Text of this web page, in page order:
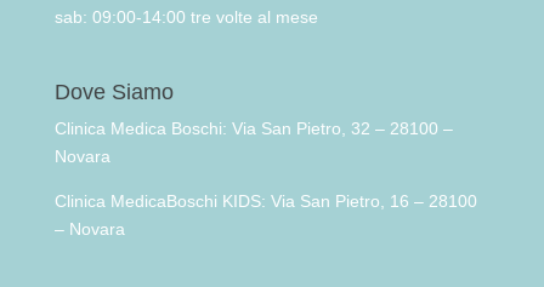
sab: 09:00-14:00 tre volte al mese
Dove Siamo
Clinica Medica Boschi: Via San Pietro, 32 – 28100 –
Novara
Clinica MedicaBoschi KIDS: Via San Pietro, 16 – 28100
– Novara